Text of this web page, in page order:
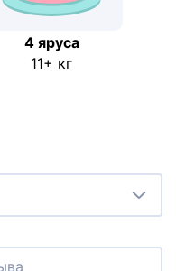
4 яруса
11+ кг